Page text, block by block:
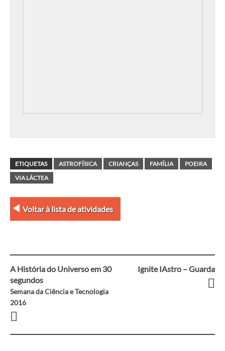
ETIQUETAS ASTROFÍSICA CRIANÇAS FAMÍLIA
POEIRA
VIA LÁCTEA
Voltar à lista de atividades
Navegação
entre
artigos
A História do Universo em 30
segundos
Semana da Ciência e Tecnologia
2016
Ignite IAstro – Guarda